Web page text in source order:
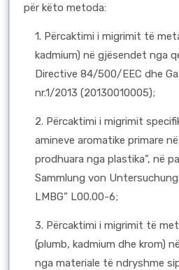
për këto metoda:
1. Përcaktimi i migrimit të
kadmium) në gjësendet nga
Directive 84/500/EEC dhe
nr.1/2013 (20130010005);
2. Përcaktimi i migrimit
amineve aromatike primare
prodhuara nga plastika”, në
Sammlung von
LMBG” L00.00-6;
3. Përcaktimi i migrimit të
(plumb, kadmium dhe krom)
nga materiale të ndryshme